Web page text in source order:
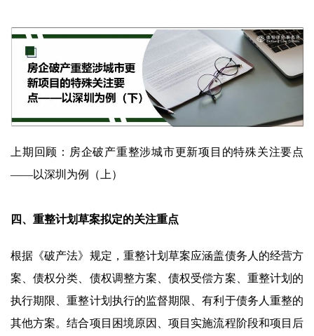
上期回顾： 房企破产重整涉城市更新项目的特殊关注要点
——以深圳为例（上）
四、重整计划草案拟定的关注重点
根据《破产法》规定，重整计划草案应涵盖债务人的经营方
案、债权分类、债权调整方案、债权受偿方案、重整计划的
执行期限、重整计划执行的监督期限、有利于债务人重整的
其他方案。结合项目困境原因、项目实施流程阶段和项目后